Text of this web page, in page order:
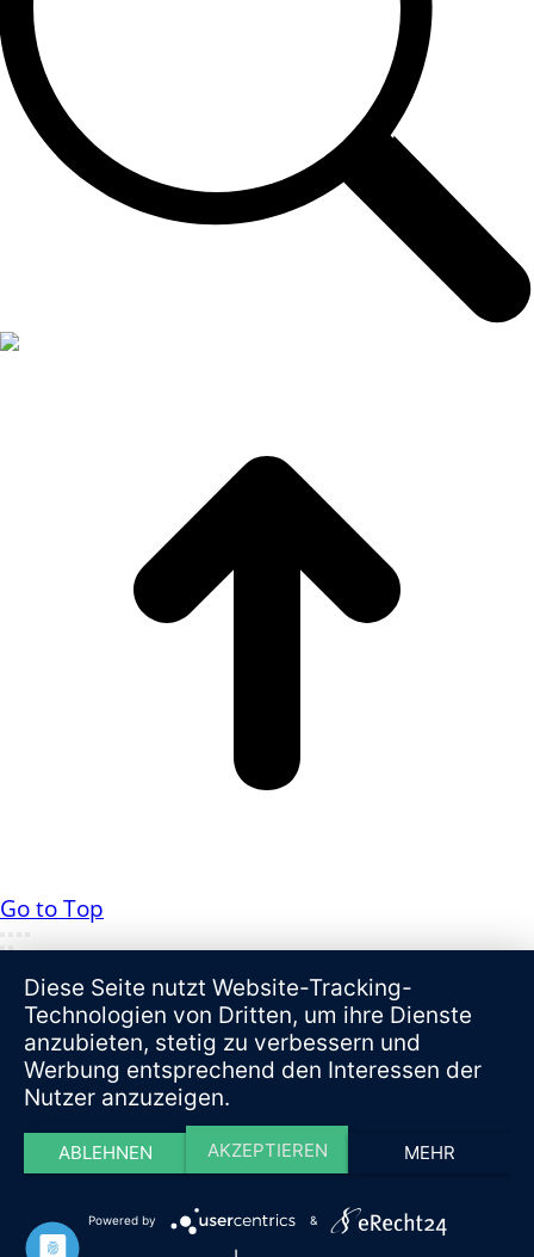
Go to Top
Diese Seite nutzt Website-Tracking-
Technologien von Dritten, um ihre Dienste
anzubieten, stetig zu verbessern und
Werbung entsprechend den Interessen der
Nutzer anzuzeigen.
ABLEHNEN AKZEPTIEREN MEHR
Powered by &